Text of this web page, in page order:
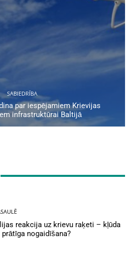
SABIEDRĪBA
par iespējamiem Krievijas
infrastruktūrai Baltijā
reakcija uz krievu raķeti – kļūda
prātīga nogaidīšana?